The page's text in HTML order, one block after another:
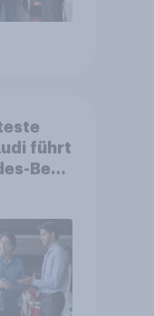
führt
Benz